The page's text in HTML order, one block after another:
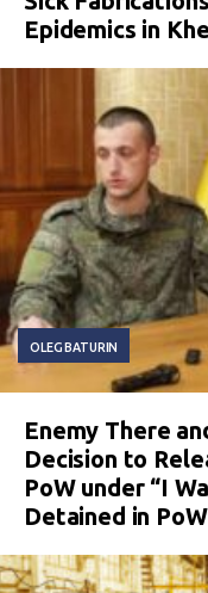
Epidemics in
OLEG BATURIN
Enemy There
Decision to
PoW under “I
Detained in